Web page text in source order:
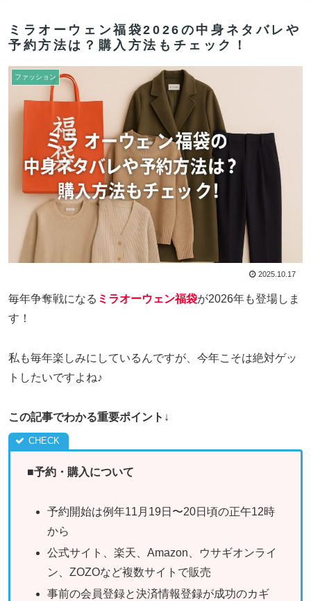
ミラオーウェン福袋2026の中身ネタバレや
予約方法は？購入方法もチェック！
ファッション
2025.10.17
毎年争奪戦になる ミラオーウェン福袋が2026年も登場しま
す！
私も毎年楽しみにしているんですが、今年こそは絶対ゲッ
トしたいですよね♪
この記事でわかる重要ポイント ↓
■予約・購入について
予約開始は例年11月19日〜20日頃の正午12時
から
公式サイト、楽天、Amazon、ウサギオンライ
ン、ZOZOなど複数サイトで販売
事前の会員登録と決済情報登録が成功のカギ